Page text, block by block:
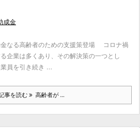
成金
金なる高齢者のための支援策登場 コロナ禍
企業は多くあり、その解決策の一つとし
員を引き続き ...
事を読む 高齢者が ...